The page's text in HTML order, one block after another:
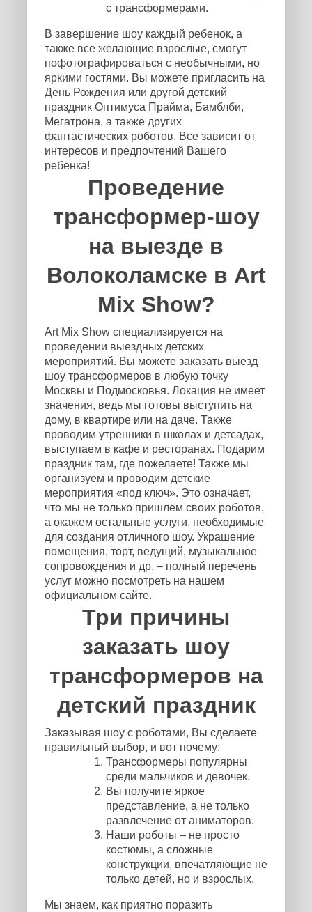
с трансформерами.
В завершение шоу каждый ребенок, а
также все желающие взрослые, смогут
пофотографироваться с необычными, но
яркими гостями. Вы можете пригласить на
День Рождения или другой детский
праздник Оптимуса Прайма, Бамблби,
Мегатрона, а также других
фантастических роботов. Все зависит от
интересов и предпочтений Вашего
ребенка!
Проведение
трансформер-шоу
на выезде в
Волоколамске в Art
Mix Show?
Art Mix Show специализируется на
проведении выездных детских
мероприятий. Вы можете заказать выезд
шоу трансформеров в любую точку
Москвы и Подмосковья. Локация не имеет
значения, ведь мы готовы выступить на
дому, в квартире или на даче. Также
проводим утренники в школах и детсадах,
выступаем в кафе и ресторанах. Подарим
праздник там, где пожелаете! Также мы
организуем и проводим детские
мероприятия «под ключ». Это означает,
что мы не только пришлем своих роботов,
а окажем остальные услуги, необходимые
для создания отличного шоу. Украшение
помещения, торт, ведущий, музыкальное
сопровождения и др. – полный перечень
услуг можно посмотреть на нашем
официальном сайте.
Три причины
заказать шоу
трансформеров на
детский праздник
Заказывая шоу с роботами, Вы сделаете
правильный выбор, и вот почему:
Трансформеры популярны
среди мальчиков и девочек.
Вы получите яркое
представление, а не только
развлечение от аниматоров.
Наши роботы – не просто
костюмы, а сложные
конструкции, впечатляющие не
только детей, но и взрослых.
Мы знаем, как приятно поразить